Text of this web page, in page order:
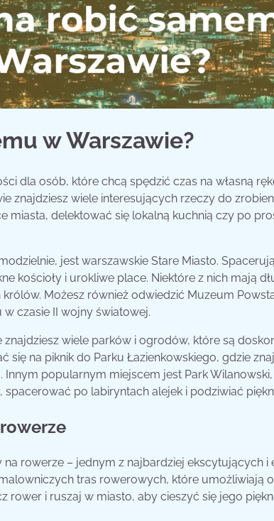
w Warszawie?
dla osób, które chcą spędzić czas na własną
znajdziesz wiele interesujących rzeczy do
miasta, delektować się lokalną kuchnią czy po
jest warszawskie Stare Miasto.
kościoły i urokliwe place. Niektóre z nich mają
Możesz również odwiedzić Muzeum
czasie II wojny światowej.
znajdziesz wiele parków i ogrodów, które są
na piknik do Parku Łazienkowskiego, gdzie
popularnym miejscem jest Park
po labiryntach alejek i podziwiać
rowerze – jednym z najbardziej ekscytujących
tras rowerowych, które umożliwiają
rower i ruszaj w miasto, aby cieszyć się jego